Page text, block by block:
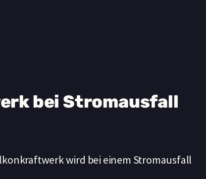
bei Stromausfall
wird bei einem Stromausfall